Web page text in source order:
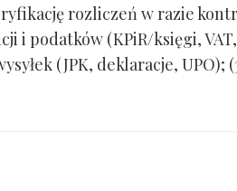
rozliczeń w razie
i podatków (KPiR/księgi,
(JPK, deklaracje, UPO);